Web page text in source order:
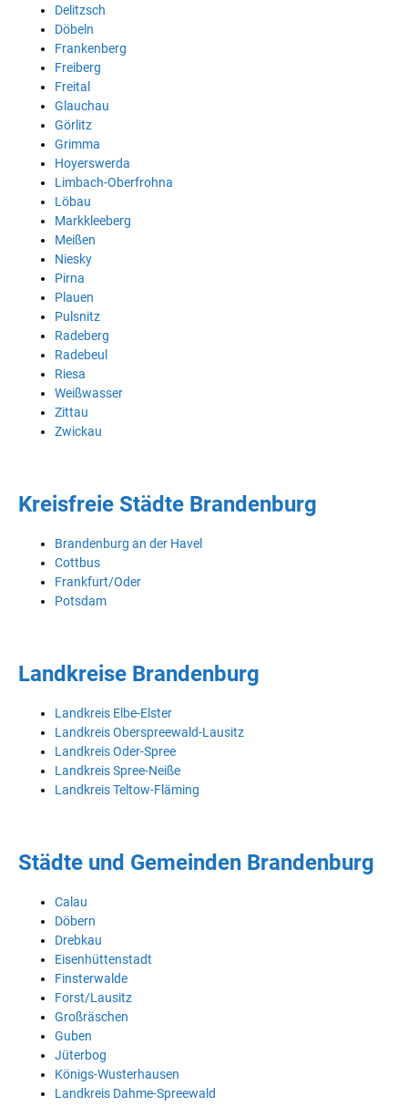
Delitzsch
Döbeln
Frankenberg
Freiberg
Freital
Glauchau
Görlitz
Grimma
Hoyerswerda
Limbach-Oberfrohna
Löbau
Markkleeberg
Meißen
Niesky
Pirna
Plauen
Pulsnitz
Radeberg
Radebeul
Riesa
Weißwasser
Zittau
Zwickau
Kreisfreie Städte Brandenburg
Brandenburg an der Havel
Cottbus
Frankfurt/Oder
Potsdam
Landkreise Brandenburg
Landkreis Elbe-Elster
Landkreis Oberspreewald-Lausitz
Landkreis Oder-Spree
Landkreis Spree-Neiße
Landkreis Teltow-Fläming
Städte und Gemeinden Brandenburg
Calau
Döbern
Drebkau
Eisenhüttenstadt
Finsterwalde
Forst/Lausitz
Großräschen
Guben
Jüterbog
Königs-Wusterhausen
Landkreis Dahme-Spreewald